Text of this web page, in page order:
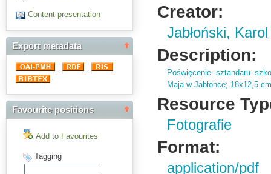
Content presentation
Export metadata
Favourite positions
Add to Favourites
Tagging
Creator:
Jabłoński, Karol
Description:
Poświęcenie sztandaru
Maja w Jabłonce; 18x12,5
Resource
Fotografie
Format:
application/pdf